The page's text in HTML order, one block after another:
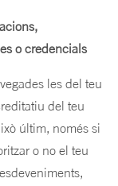
o credencials
les del teu
del teu
últim, només si
o no el teu